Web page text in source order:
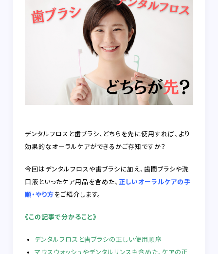
CONTACT on-line shop
プライバシーポリシー
デンタルフロスと歯ブラシ、どちらを先に使用すれば、より
効果的なオーラルケアができるかご存知ですか？
今回はデンタルフロスや歯ブラシに加え、歯間ブラシや洗
口液といったケア用品を含めた、正しいオーラルケアの手
順・やり方をご紹介します。
《この記事で分かること》
デンタルフロスと歯ブラシの正しい使用順序
マウスウォッシュやデンタルリンスも含めた、ケアの正